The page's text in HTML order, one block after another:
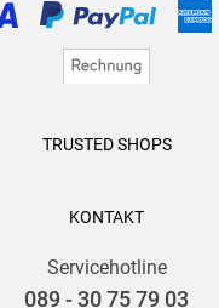
TRUSTED SHOPS
KONTAKT
Servicehotline
089 - 30 75 79 03